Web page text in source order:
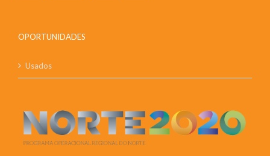
OPORTUNIDADES
Usados